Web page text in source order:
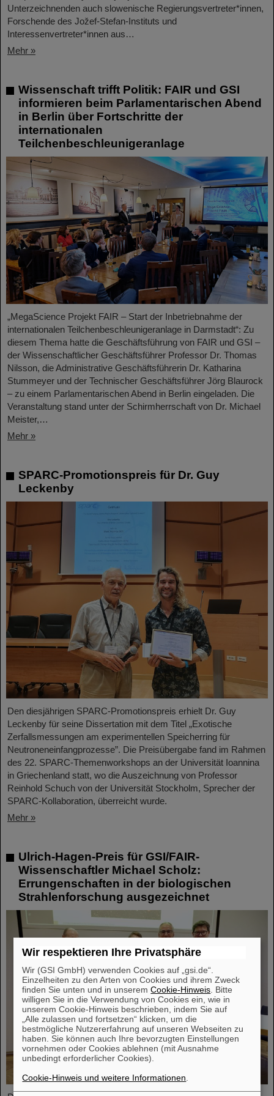
Unterzeichnenden auch slowenische Regierungsvertreter*innen,
Forschende des Jožef-Stefan-Instituts und
Interessenvertreter*innen aus…
Mehr »
Wissenschaft trifft Politik: FAIR und GSI
informieren beim Parlamentarischen Abend
in Berlin über Fortschritte der
internationalen
Teilchenbeschleunigeranlage
„MegaScience Projekt FAIR – Start der Inbetriebnahme der
internationalen Teilchenbeschleunigeranlage in Darmstadt“: Zu
diesem Thema hatte die Geschäftsführung von FAIR und GSI –
der Wissenschaftlicher Geschäftsführer Professor Dr. Thomas
Nilsson, die Administrative Geschäftsführerin Dr. Katharina
Stummeyer und der Technischer Geschäftsführer Jörg Blaurock
– zu einem Parlamentarischen Abend in Berlin eingeladen. Die
Veranstaltung stand unter der Schirmherrschaft von Dr. Michael
Meister,…
Mehr »
SPARC-Promotionspreis für Dr. Guy
Leckenby
Den diesjährigen SPARC-Promotionspreis erhielt Dr. Guy
Leckenby für seine Dissertation mit dem Titel „Exotische
Zerfallsmessungen am experimentellen Speicherring für
Neutroneneinfangprozesse”. Die Preisübergabe fand im Rahmen
des 22. SPARC-Themenworkshops an der Universität Ioannina
in Griechenland statt, wo die Auszeichnung von Professor
Reinhold Schuch von der Universität Stockholm, Sprecher der
SPARC-Kollaboration, überreicht wurde.
Mehr »
Ulrich-Hagen-Preis für GSI/FAIR-
Wissenschaftler Michael Scholz:
Errungenschaften in der biologischen
Strahlenforschung ausgezeichnet
Wir respektieren Ihre Privatsphäre
Wir (GSI GmbH) verwenden Cookies auf „gsi.de“.
Einzelheiten zu den Arten von Cookies und ihrem Zweck
finden Sie unten und in unseremCookie-Hinweis . Bitte
willigen Sie in die Verwendung von Cookies ein, wie in
unserem Cookie-Hinweis beschrieben, indem Sie auf
„Alle zulassen und fortsetzen“ klicken, um die
bestmögliche Nutzererfahrung auf unseren Webseiten zu
haben. Sie können auch Ihre bevorzugten Einstellungen
vornehmen oder Cookies ablehnen (mit Ausnahme
unbedingt erforderlicher Cookies).
Cookie-Hinweis und weitere Informationen